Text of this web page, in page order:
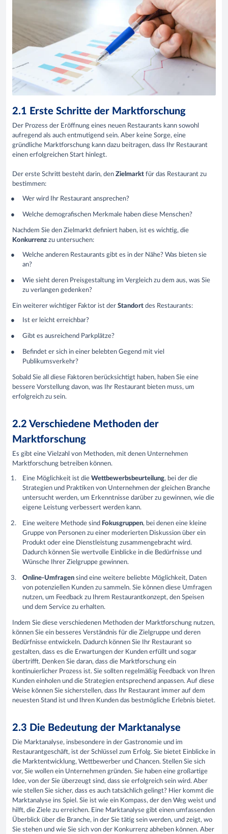
2.1 Erste Schritte der Marktforschung
Der Prozess der Eröffnung eines neuen Restaurants kann sowohl
aufregend als auch entmutigend sein. Aber keine Sorge, eine
gründliche Marktforschung kann dazu beitragen, dass Ihr Restaurant
einen erfolgreichen Start hinlegt.
Der erste Schritt besteht darin, den Zielmarkt für das Restaurant zu
bestimmen:
Wer wird Ihr Restaurant ansprechen?
Welche demografischen Merkmale haben diese Menschen?
Nachdem Sie den Zielmarkt definiert haben, ist es wichtig, die
Konkurrenz zu untersuchen:
Welche anderen Restaurants gibt es in der Nähe? Was bieten sie
an?
Wie sieht deren Preisgestaltung im Vergleich zu dem aus, was Sie
zu verlangen gedenken?
Ein weiterer wichtiger Faktor ist der Standort des Restaurants:
Ist er leicht erreichbar?
Gibt es ausreichend Parkplätze?
Befindet er sich in einer belebten Gegend mit viel
Publikumsverkehr?
Sobald Sie all diese Faktoren berücksichtigt haben, haben Sie eine
bessere Vorstellung davon, was Ihr Restaurant bieten muss, um
erfolgreich zu sein.
2.2 Verschiedene Methoden der
Marktforschung
Es gibt eine Vielzahl von Methoden, mit denen Unternehmen
Marktforschung betreiben können.
Eine Möglichkeit ist die Wettbewerbsbeurteilung, bei der die
Strategien und Praktiken von Unternehmen der gleichen Branche
untersucht werden, um Erkenntnisse darüber zu gewinnen, wie die
eigene Leistung verbessert werden kann.
Eine weitere Methode sind Fokusgruppen, bei denen eine kleine
Gruppe von Personen zu einer moderierten Diskussion über ein
Produkt oder eine Dienstleistung zusammengebracht wird.
Dadurch können Sie wertvolle Einblicke in die Bedürfnisse und
Wünsche Ihrer Zielgruppe gewinnen.
Online-Umfragen sind eine weitere beliebte Möglichkeit, Daten
von potenziellen Kunden zu sammeln. Sie können diese Umfragen
nutzen, um Feedback zu Ihrem Restaurantkonzept, den Speisen
und dem Service zu erhalten.
Indem Sie diese verschiedenen Methoden der Marktforschung nutzen,
können Sie ein besseres Verständnis für die Zielgruppe und deren
Bedürfnisse entwickeln. Dadurch können Sie Ihr Restaurant so
gestalten, dass es die Erwartungen der Kunden erfüllt und sogar
übertrifft. Denken Sie daran, dass die Marktforschung ein
kontinuierlicher Prozess ist. Sie sollten regelmäßig Feedback von Ihren
Kunden einholen und die Strategien entsprechend anpassen. Auf diese
Weise können Sie sicherstellen, dass Ihr Restaurant immer auf dem
neuesten Stand ist und Ihren Kunden das bestmögliche Erlebnis bietet.
2.3 Die Bedeutung der Marktanalyse
Die Marktanalyse, insbesondere in der Gastronomie und im
Restaurantgeschäft, ist der Schlüssel zum Erfolg. Sie bietet Einblicke in
die Marktentwicklung, Wettbewerber und Chancen. Stellen Sie sich
vor, Sie wollen ein Unternehmen gründen. Sie haben eine großartige
Idee, von der Sie überzeugt sind, dass sie erfolgreich sein wird. Aber
wie stellen Sie sicher, dass es auch tatsächlich gelingt? Hier kommt die
Marktanalyse ins Spiel. Sie ist wie ein Kompass, der den Weg weist und
hilft, die Ziele zu erreichen. Eine Marktanalyse gibt einen umfassenden
Überblick über die Branche, in der Sie tätig sein werden, und zeigt, wo
Sie stehen und wie Sie sich von der Konkurrenz abheben können. Aber